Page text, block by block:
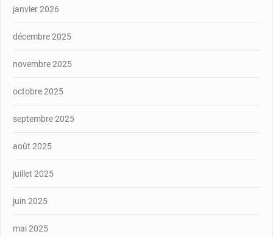
janvier 2026
décembre 2025
novembre 2025
octobre 2025
septembre 2025
août 2025
juillet 2025
juin 2025
mai 2025